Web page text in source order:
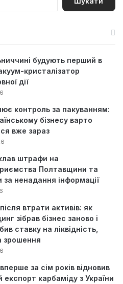
будують перший в
кристалізатор
дії
контроль за пакуванням:
бізнесу варто
вже зараз
штрафи на
Полтавщини та
за ненадання інформації
втрати активів: як
зібрав бізнес заново і
ставку на ліквідність,
зрошення
за сім років відновив
експорт карбаміду з України